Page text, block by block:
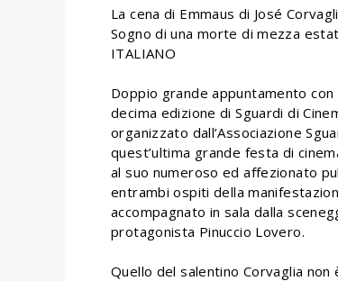
La cena di Emmaus di José
Sogno di una morte di mezza
ITALIANO
Doppio grande appuntamento
decima edizione di Sguardi di
organizzato dall’Associazione
quest’ultima grande festa di
al suo numeroso ed affezionato
entrambi ospiti della
accompagnato in sala dalla
protagonista Pinuccio Lovero.
Quello del salentino Corvaglia